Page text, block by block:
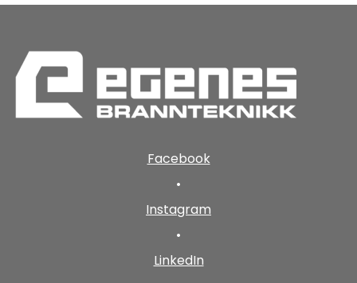
Facebook
•
Instagram
•
LinkedIn